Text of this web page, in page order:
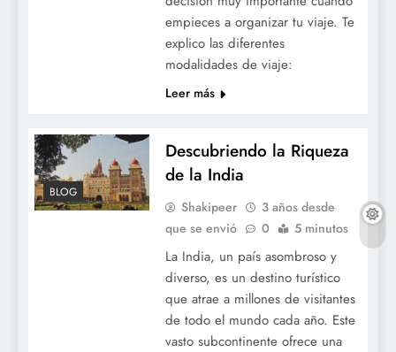
empieces a organizar tu viaje. Te
explico las diferentes
modalidades de viaje:
Leer más
BLOG
Descubriendo la Riqueza
de la India
Shakipeer
3 años desde
que se envió
0 5 minutos
La India, un país asombroso y
diverso, es un destino turístico
que atrae a millones de visitantes
de todo el mundo cada año. Este
vasto subcontinente ofrece una